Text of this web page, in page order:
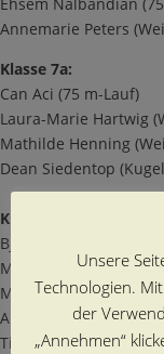
Annemarie Peters
Klasse 7a:
Can Aci (75 m-Lauf)
Laura-Marie Hartwig
Mathilde Henning
Dean Siedentop
Klasse 7b:
Bjarne Buhmann (75
Mara-Helene Dema
Max Look
Anne Peper
Tim Schöttler
Unsere
Technologien.
der
„Annehmen“